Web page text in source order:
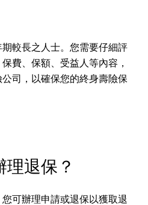
較長之人士。您需要仔細評
費、保額、受益人等內容，
司，以確保您的終身壽險保
退保？
可辦理申請或退保以獲取退